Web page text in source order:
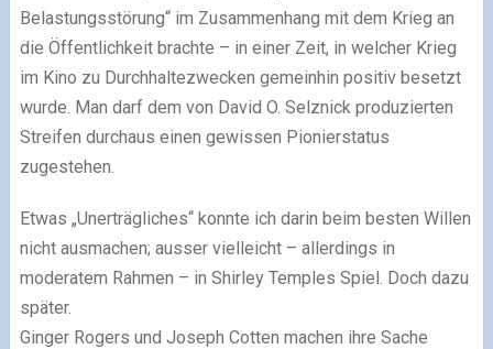
Belastungsstörung“ im Zusammenhang mit dem Krieg an
die Öffentlichkeit brachte – in einer Zeit, in welcher Krieg
im Kino zu Durchhaltezwecken gemeinhin positiv besetzt
wurde. Man darf dem von David O. Selznick produzierten
Streifen durchaus einen gewissen Pionierstatus
zugestehen.
Etwas „Unerträgliches“ konnte ich darin beim besten Willen
nicht ausmachen; ausser vielleicht – allerdings in
moderatem Rahmen – in Shirley Temples Spiel. Doch dazu
später.
Ginger Rogers und Joseph Cotten machen ihre Sache